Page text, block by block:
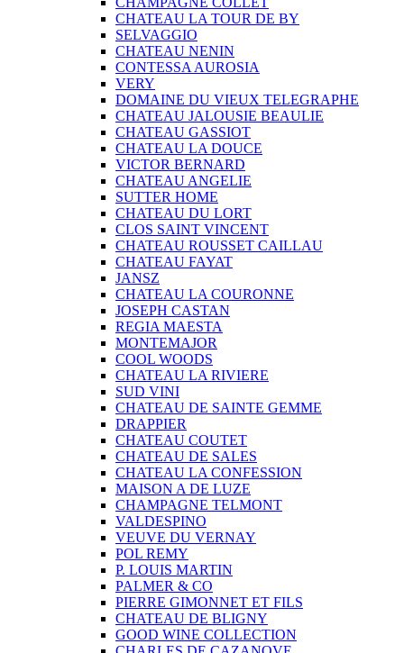
CHATEAU LA TOUR DE BY
SELVAGGIO
CHATEAU NENIN
CONTESSA AUROSIA
VERY
DOMAINE DU VIEUX TELEGRAPHE
CHATEAU JALOUSIE BEAULIE
CHATEAU GASSIOT
CHATEAU LA DOUCE
VICTOR BERNARD
CHATEAU ANGELIE
SUTTER HOME
CHATEAU DU LORT
CLOS SAINT VINCENT
CHATEAU ROUSSET CAILLAU
CHATEAU FAYAT
JANSZ
CHATEAU LA COURONNE
JOSEPH CASTAN
REGIA MAESTA
MONTEMAJOR
COOL WOODS
CHATEAU LA RIVIERE
SUD VINI
CHATEAU DE SAINTE GEMME
DRAPPIER
CHATEAU COUTET
CHATEAU DE SALES
CHATEAU LA CONFESSION
MAISON A DE LUZE
CHAMPAGNE TELMONT
VALDESPINO
VEUVE DU VERNAY
POL REMY
P. LOUIS MARTIN
PALMER & CO
PIERRE GIMONNET ET FILS
CHATEAU DE BLIGNY
GOOD WINE COLLECTION